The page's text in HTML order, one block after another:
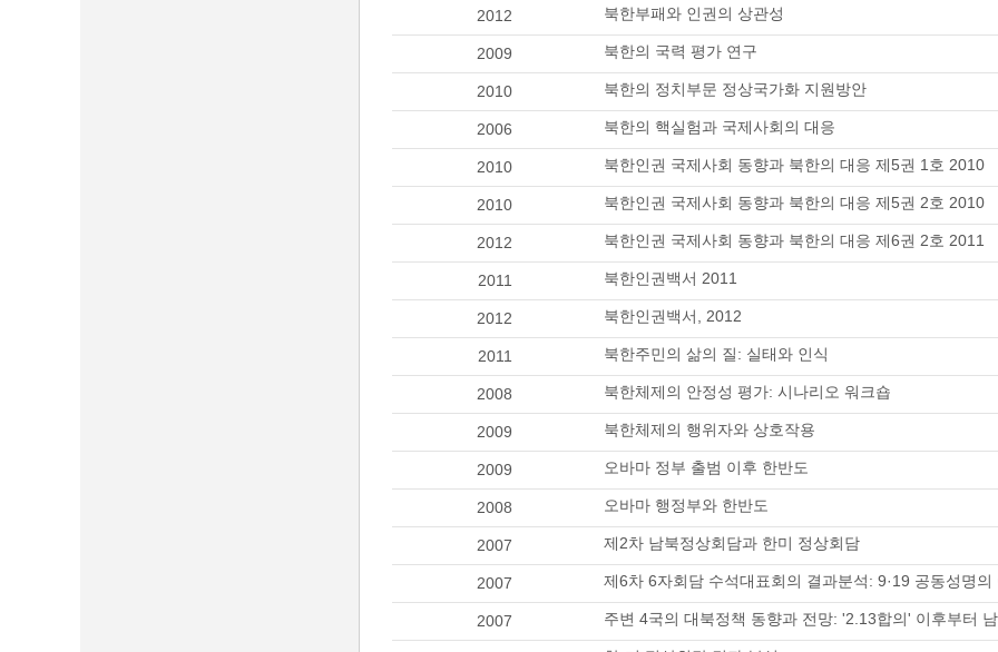
2012 북한부패와 인권의 상관성
2009 북한의 국력 평가 연구
2010 북한의 정치부문 정상국가화 지원방안
2006 북한의 핵실험과 국제사회의 대응
2010 북한인권 국제사회 동향과 북한의 대응 제5권 1호 2010
2010 북한인권 국제사회 동향과 북한의 대응 제5권 2호 2010
2012 북한인권 국제사회 동향과 북한의 대응 제6권 2호 2011
2011 북한인권백서 2011
2012 북한인권백서, 2012
2011 북한주민의 삶의 질: 실태와 인식
2008 북한체제의 안정성 평가: 시나리오 워크숍
2009 북한체제의 행위자와 상호작용
2009 오바마 정부 출범 이후 한반도
2008 오바마 행정부와 한반도
2007 제2차 남북정상회담과 한미 정상회담
2007 제6차 6자회담 수석대표회의 결과분석: 9·19 공동성명의
2007 주변 4국의 대북정책 동향과 전망: '2.13합의' 이후부터